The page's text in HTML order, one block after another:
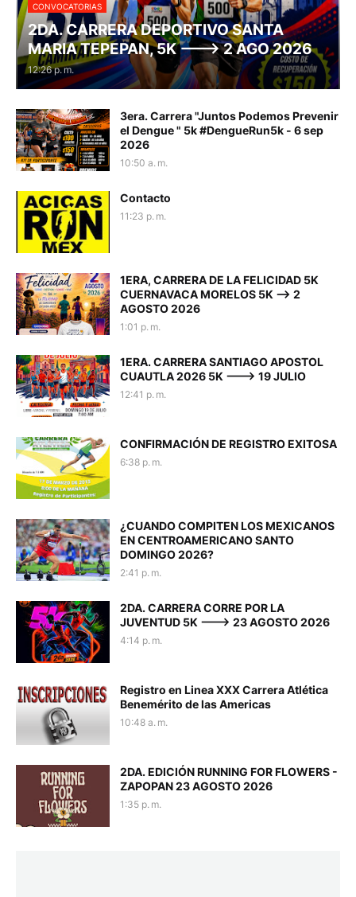
CONVOCATORIAS
2DA. CARRERA DEPORTIVO SANTA
MARIA TEPEPAN, 5K ---> 2 AGO 2026
12:26 p. m.
3era. Carrera "Juntos Podemos Prevenir
el Dengue " 5k #DengueRun5k - 6 sep
2026
10:50 a. m.
Contacto
11:23 p. m.
1ERA, CARRERA DE LA FELICIDAD 5K
CUERNAVACA MORELOS 5K --> 2
AGOSTO 2026
1:01 p. m.
1ERA. CARRERA SANTIAGO APOSTOL
CUAUTLA 2026 5K ---> 19 JULIO
12:41 p. m.
CONFIRMACIÓN DE REGISTRO EXITOSA
6:38 p. m.
¿CUANDO COMPITEN LOS MEXICANOS
EN CENTROAMERICANO SANTO
DOMINGO 2026?
2:41 p. m.
2DA. CARRERA CORRE POR LA
JUVENTUD 5K ---> 23 AGOSTO 2026
4:14 p. m.
Registro en Linea XXX Carrera Atlética
Benemérito de las Americas
10:48 a. m.
2DA. EDICIÓN RUNNING FOR FLOWERS -
ZAPOPAN 23 AGOSTO 2026
1:35 p. m.